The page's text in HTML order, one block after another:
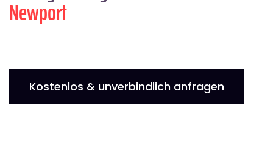
Newport
Kostenlos & unverbindlich anfragen